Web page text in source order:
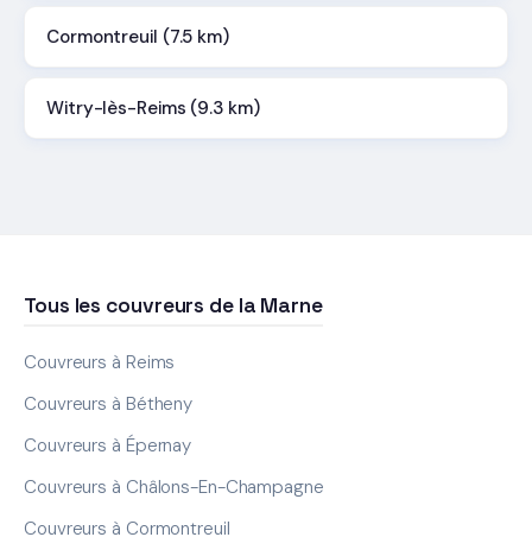
Cormontreuil (7.5 km)
Witry-lès-Reims (9.3 km)
Tous les couvreurs de la Marne
Couvreurs à Reims
Couvreurs à Bétheny
Couvreurs à Épernay
Couvreurs à Châlons-En-Champagne
Couvreurs à Cormontreuil